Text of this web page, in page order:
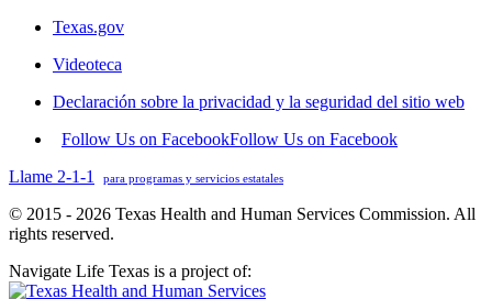
Texas.gov
Videoteca
Declaración sobre la privacidad y la seguridad del sitio web
Follow Us on FacebookFollow Us on Facebook
Llame 2-1-1
para programas y servicios estatales
© 2015 - 2026 Texas Health and Human Services Commission. All
rights reserved.
Navigate Life Texas is a project of: